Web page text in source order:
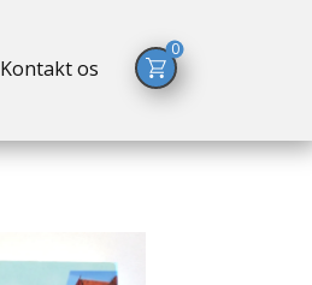
Kontakt os
0